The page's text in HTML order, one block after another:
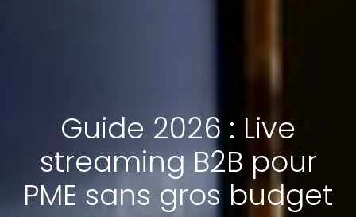
Guide 2026 : Live
streaming B2B pour
PME sans gros budget